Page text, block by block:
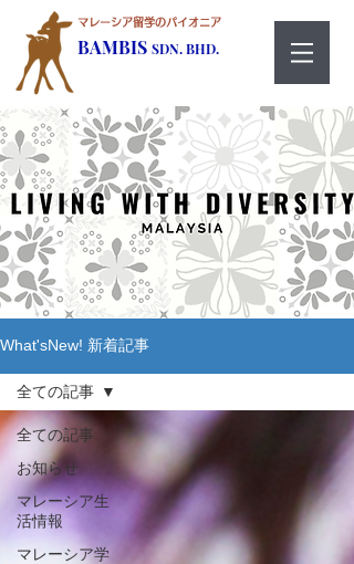
マレーシア留学のパイオニア
BAMBIS SDN. BHD.
What'sNew! 新着記事
全ての記事
お知らせ
マレーシア生
活情報
マレーシア学
全ての記事